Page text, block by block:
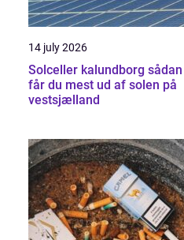
14 july 2026
Solceller kalundborg sådan
får du mest ud af solen på
vestsjælland